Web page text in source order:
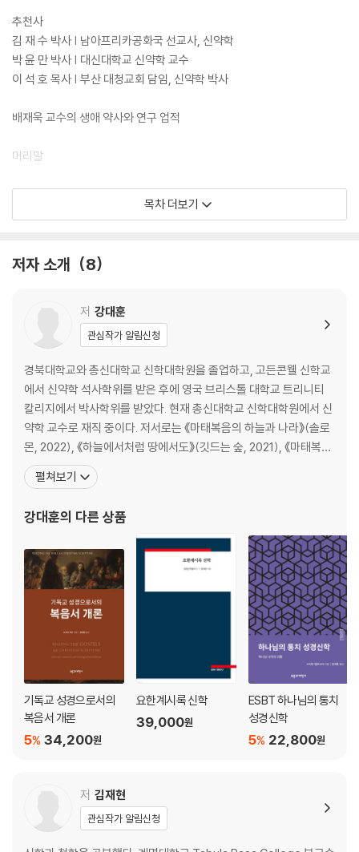
추천사
김 재 수 박사 | 남아프리카공화국 선교사, 신약학
박 윤 만 박사 | 대신대학교 신약학 교수
이 석 호 목사 | 부산 대청교회 담임, 신약학 박사
배재욱 교수의 생애 약사와 연구 업적
머리말
제1장 신약성경의 생명 사상에 대한 고찰
제3장 부자와 나사로의 비유(눅 16:19-31) 석의
제4장 ‘생선을 드신 부활의 예수’: 식사와 몸의 부활 (눅 24:36-43 석의)
제5장 배재욱의 생명 신학의 관점에서 예수 말씀 복음서(Q)의 생명 이해
고찰하기
제6장 디모데후서 4:6-8, 바울의 노년에 나타난 삶과 죽음에 대한 종교적
인 자의식
제7장 요한계시록의 전쟁과 평화 그리고 생명: 한국 전쟁 70주년에 부쳐 1
90
제8장 죽음에서 생명으로: 요셉과 아세네트서를 통해 생각해 보는 개종/
목차 더보기
저자 소개 8
저 강대훈
관심작가 알림신청
경북대학교와 총신대학교 신학대학원을 졸업하고, 고든콘웰 신학교
에서 신약학 석사학위를 받은 후에 영국 브리스톨 대학교 트리니티
칼리지에서 박사학위를 받았다. 현재 총신대학교 신학대학원에서 신
약학 교수로 재직 중이다. 저서로는 《마태복음의 하늘과 나라》(솔로
몬, 2022), 《하늘에서처럼 땅에서도》(깃드는 숲, 2021), 《마태복음
주석 상/하》(부흥과 개혁사, 2019) 등이 있고, 역서로는 《새 창조 성
경신학》(프랭크 틸만, 2022), 《혼돈과 질서 성경신학》(시드니 그레
《요한계시록 신학: 예언의 절
펼쳐보기
강대훈의 다른 상품
기독교 성경으로서의
복음서 개론
34,200원
5%
요한계시록 신학
39,000원
ESBT 하나님의 통치
성경신학
22,800원
5%
저 김재현
관심작가 알림신청